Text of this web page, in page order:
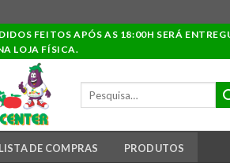
FEITOS APÓS AS 18:00H SERÁ
LOJA FÍSICA.
PESQUISAR
POR:
LISTA DE COMPRAS PRODUTOS